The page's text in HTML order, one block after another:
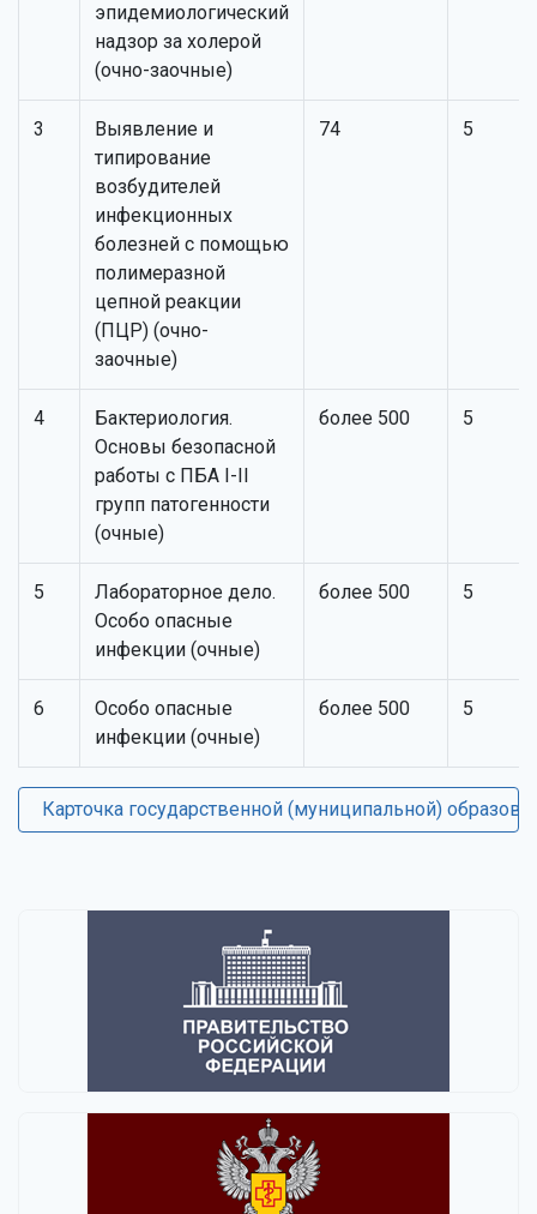
эпидемиологический
надзор за холерой
(очно-заочные)
3
Выявление и
типирование
возбудителей
инфекционных
болезней с помощью
полимеразной
цепной реакции
(ПЦР) (очно-
заочные)
74 5
4
Бактериология.
Основы безопасной
работы с ПБА I-II
групп патогенности
(очные)
более 500 5
5
Лабораторное дело.
Особо опасные
инфекции (очные)
более 500 5
6
Особо опасные
инфекции (очные)
более 500 5
Карточка государственной (муниципальной)